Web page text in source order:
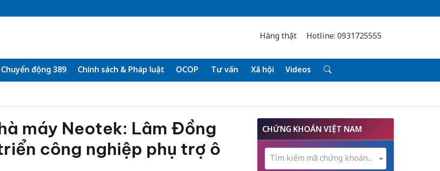
Hàng thật Hotline: 0931725555
Chuyển động 389 Chính sách & Pháp luật OCOP Tư vấn Xã hội Videos
máy Neotek: Lâm Đồng
công nghiệp phụ trợ ô
CHỨNG KHOÁN VIỆT NAM
Tìm kiếm mã chứng khoán...